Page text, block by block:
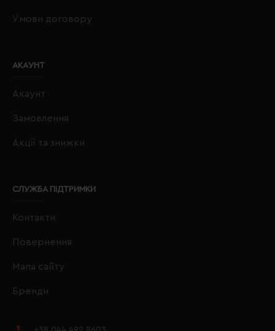
Умови договору
АКАУНТ
Акаунт
Замовлення
Акції та знижки
СЛУЖБА ПІДТРИМКИ
Контакти
Повернення
Мапа сайту
Бренди